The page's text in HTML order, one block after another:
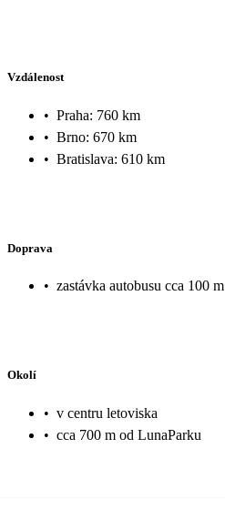
Vzdálenost
• Praha: 760 km
• Brno: 670 km
• Bratislava: 610 km
Doprava
• zastávka autobusu cca 100 m
Okolí
• v centru letoviska
• cca 700 m od LunaParku